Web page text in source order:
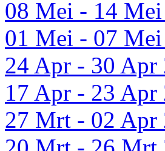
08 Mei - 14
01 Mei - 07
24 Apr - 30 Apr
17 Apr - 23 Apr
27 Mrt - 02 Apr